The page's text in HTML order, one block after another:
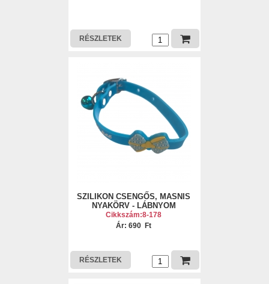
RÉSZLETEK
SZILIKON CSENGŐS, MASNIS
NYAKÖRV - LÁBNYOM
Cikkszám:8-178
Ár: 690 Ft
RÉSZLETEK